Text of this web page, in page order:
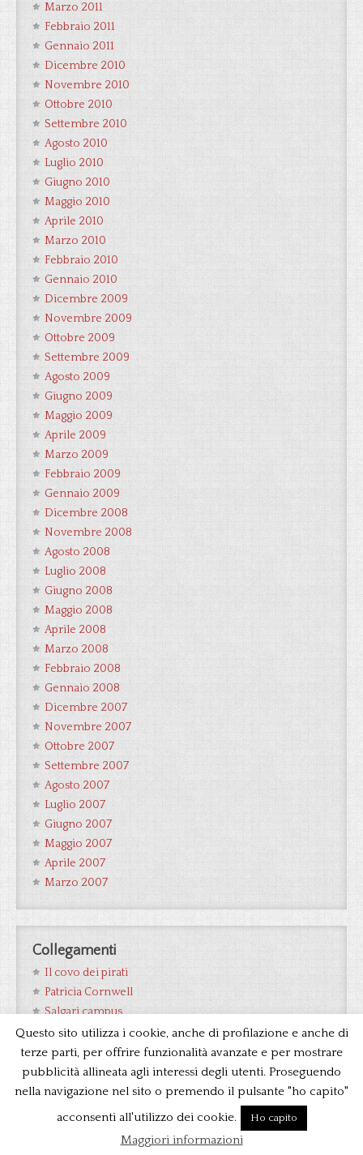
Marzo 2011
Febbraio 2011
Gennaio 2011
Dicembre 2010
Novembre 2010
Ottobre 2010
Settembre 2010
Agosto 2010
Luglio 2010
Giugno 2010
Maggio 2010
Aprile 2010
Marzo 2010
Febbraio 2010
Gennaio 2010
Dicembre 2009
Novembre 2009
Ottobre 2009
Settembre 2009
Agosto 2009
Giugno 2009
Maggio 2009
Aprile 2009
Marzo 2009
Febbraio 2009
Gennaio 2009
Dicembre 2008
Novembre 2008
Agosto 2008
Luglio 2008
Giugno 2008
Maggio 2008
Aprile 2008
Marzo 2008
Febbraio 2008
Gennaio 2008
Dicembre 2007
Novembre 2007
Ottobre 2007
Settembre 2007
Agosto 2007
Luglio 2007
Giugno 2007
Maggio 2007
Aprile 2007
Marzo 2007
Collegamenti
Il covo dei pirati
Patricia Cornwell
Salgari campus
Wikipedia Salgari
Return to top of page
I contenuti di questo sito NON sono protetti da diritti d'autore·
WordPress·Privacy·Supero ltd
Questo sito utilizza i cookie, anche di profilazione e anche di
terze parti, per offrire funzionalità avanzate e per mostrare
pubblicità allineata agli interessi degli utenti. Proseguendo
nella navigazione nel sito o premendo il pulsante "ho capito"
acconsenti all'utilizzo dei cookie.
Ho capito
Maggiori informazioni